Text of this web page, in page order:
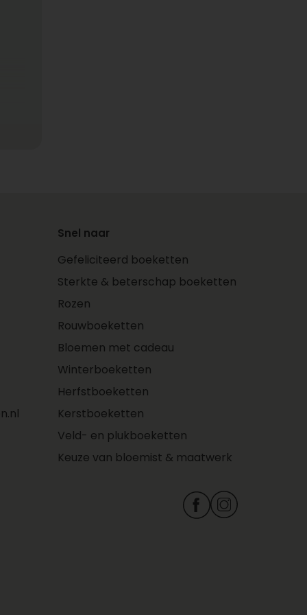
Snel naar
Gefeliciteerd boeketten
Sterkte & beterschap boeketten
Rozen
Rouwboeketten
Bloemen met cadeau
Winterboeketten
Herfstboeketten
Kerstboeketten
Veld- en plukboeketten
Keuze van bloemist & maatwerk